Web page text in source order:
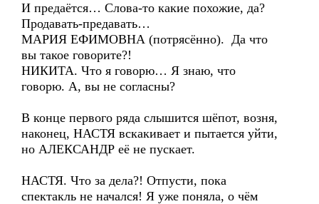
И предаётся… Слова-то какие похожие, да?
Продавать-предавать…
МАРИЯ ЕФИМОВНА (потрясённо). Да что
вы такое говорите?!
НИКИТА. Что я говорю… Я знаю, что
говорю. А, вы не согласны?
В конце первого ряда слышится шёпот, возня,
наконец, НАСТЯ вскакивает и пытается уйти,
но АЛЕКСАНДР её не пускает.
НАСТЯ. Что за дела?! Отпусти, пока
спектакль не начался! Я уже поняла, о чём